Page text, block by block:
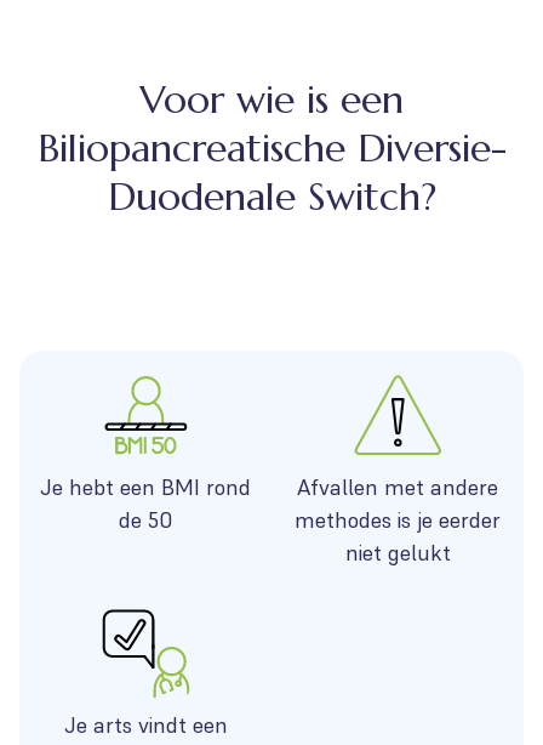
Voor wie is een
Biliopancreatische Diversie-
Duodenale Switch?
Je hebt een BMI rond
de 50
Afvallen met andere
methodes is je eerder
niet gelukt
Je arts vindt een